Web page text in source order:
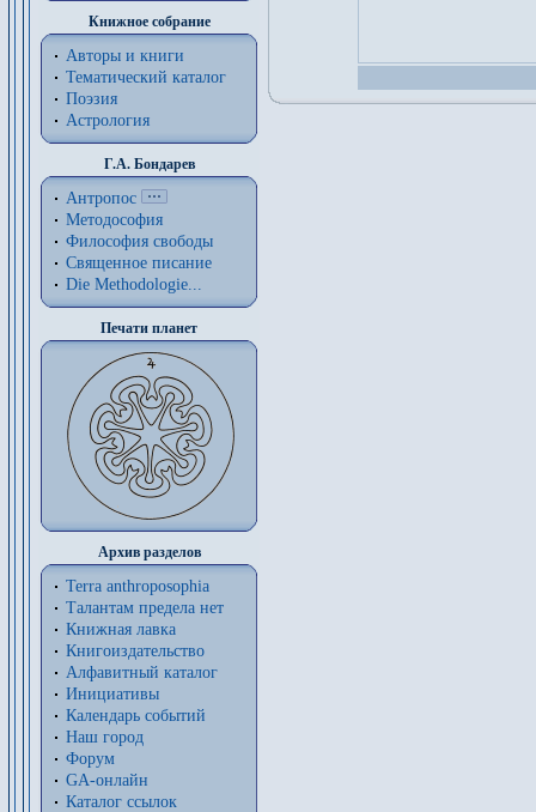
Книжное собрание
Авторы и книги
Тематический каталог
Поэзия
Астрология
Г.А. Бондарев
Антропос
Методософия
Философия cвободы
Священное писание
Die Methodologie...
Печати планет
Архив разделов
Terra anthroposophia
Талантам предела нет
Книжная лавка
Книгоиздательство
Алфавитный каталог
Инициативы
Календарь событий
Наш город
Форум
GA-онлайн
Каталог ссылок